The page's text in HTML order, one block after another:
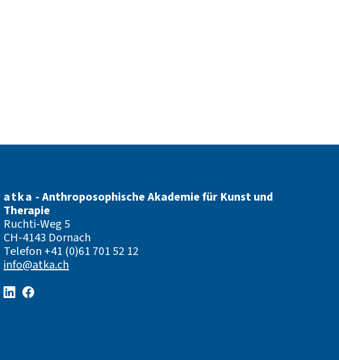
atka - Anthroposophische Akademie für Kunst und
Therapie
Ruchti-Weg 5
CH-4143 Dornach
Telefon +41 (0)61 701 52 12
info@atka.ch